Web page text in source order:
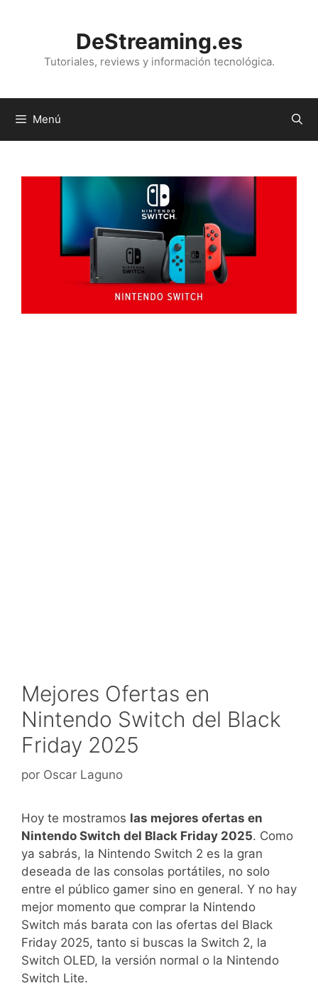
DeStreaming.es
Tutoriales, reviews y información tecnológica.
Menú
Mejores Ofertas en
Nintendo Switch del Black
Friday 2025
por Oscar Laguno
Hoy te mostramos las mejores ofertas en
Nintendo Switch del Black Friday 2025. Como
ya sabrás, la Nintendo Switch 2 es la gran
deseada de las consolas portátiles, no solo
entre el público gamer sino en general. Y no hay
mejor momento que comprar la Nintendo
Switch más barata con las ofertas del Black
Friday 2025, tanto si buscas la Switch 2, la
Switch OLED, la versión normal o la Nintendo
Switch Lite.